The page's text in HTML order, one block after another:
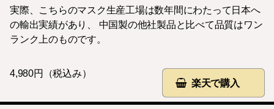
実際、こちらのマスク生産工場は数年間にわたって日本へ
の輸出実績があり、 中国製の他社製品と比べて品質はワン
ランク上のものです。
楽天で購入
4,980円（税込み）